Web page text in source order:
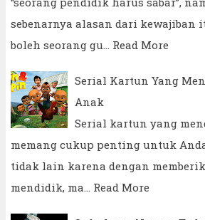
sebenarnya alasan dari kewajiban
boleh seorang gu…
Read More
Serial Kartun Yang
Anak
Serial kartun yang
memang cukup penting untuk
tidak lain karena dengan
mendidik, ma…
Read More